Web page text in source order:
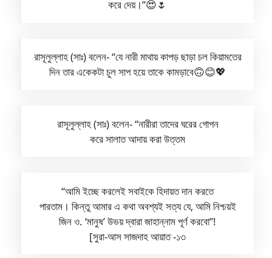
করে দেয়।”😍🌷
রাসূলুল্লাহ (সাঃ) বলেন- “যে নারী মাথায় কাপড় ছাড়া চল কিয়ামতের
দিন তার একেকটা চুল সাপ হয়ে তাকে কামড়াবে🙃😊💖
রাসূলুল্লাহ (সাঃ) বলেন- “নারীরা তাদের ঘরের গোপন
করে সালাত আদায় করা উত্তম
“আমি ইচ্ছে করলেই সবাইকে হিদায়ত দান করতে
পারতাম। কিন্তু আমার এ কথা অবশ্যই সত্য যে, আমি নিশ্চয়ই
জিন ও. ‘মানুষ’ উভয় দ্বারা জাহান্নাম পূর্ণ করবো”!
[সুরা-আস সাজদাহ আয়াত -১৩